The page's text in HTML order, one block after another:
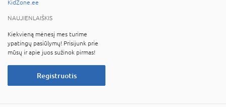
KidZone.ee
NAUJIENLAIŠKIS
Kiekvieną mėnesį mes turime
ypatingų pasiūlymų! Prisijunk prie
mūsų ir apie juos sužinok pirmas!
Registruotis